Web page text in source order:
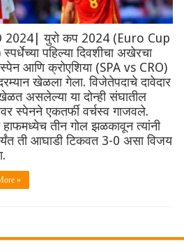
2024| युरो कप 2024 (Euro Cup
पहिल्या दिवशीचा अखेरचा
आणि क्रोएशिया (SPA vs CRO)
खेळला गेला. विजेतेपदाचे दावेदार
असलेल्या या दोन्ही संघातील
स्पेनने एकतर्फी वर्चस्व गाजवले.
हाफमध्येच तीन गोल झळकावून त्यांनी
ती आघाडी टिकवत 3-0 असा विजय
»